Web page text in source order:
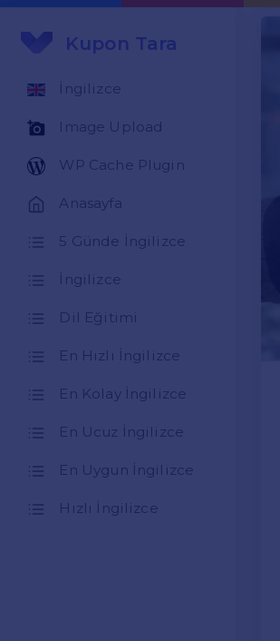
Kupon Tara
İngilizce
Image Upload
WP Cache Plugin
Anasayfa
5 Günde İngilizce
İngilizce
Dil Eğitimi
En Hızlı İngilizce
En Kolay İngilizce
En Ucuz İngilizce
En Uygun İngilizce
Hızlı İngilizce